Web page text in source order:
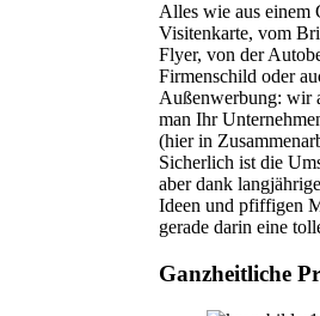
Alles wie aus einem
Visitenkarte, vom
Flyer, von der
Firmenschild oder
Außenwerbung: wir
man Ihr
(hier in
Sicherlich ist die
aber dank
Ideen und pfiffigen
gerade darin eine
Ganzheitliche